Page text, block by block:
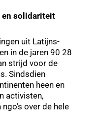
en solidariteit
uit Latijns-
in de jaren 90 28
strijd voor de
Sindsdien
heen en
activisten,
over de hele